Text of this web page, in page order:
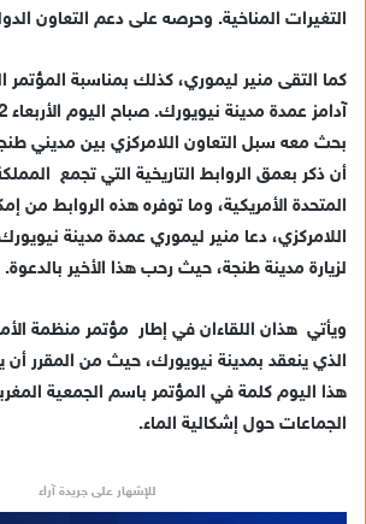
التغيرات المناخية. وحرصه على دعم التعاون
كما التقى منير ليموري، كذلك بمناسبة المؤتمر
بحث معه سبل التعاون اللامركزي بين مديني
أن ذكر بعمق الروابط التاريخية التي تجمع
المتحدة الأمريكية، وما توفره هذه الروابط من
اللامركزي، دعا منير ليموري عمدة مدينة
لزيارة مدينة طنجة، حيث رحب هذا الأخير بالدعوة.
ويأتي هذان اللقاءان في إطار مؤتمر منظمة
الذي ينعقد بمدينة نيويورك، حيث من المقرر أن
هذا اليوم كلمة في المؤتمر باسم الجمعية
الجماعات حول إشكالية الماء.
للإشهار على جريدة آراء